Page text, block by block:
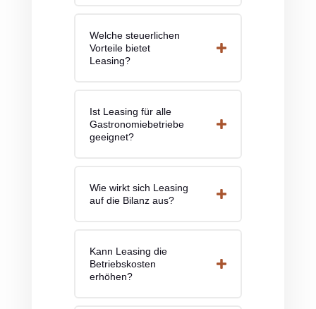
Welche steuerlichen
Vorteile bietet
Leasing?
Ist Leasing für alle
Gastronomiebetriebe
geeignet?
Wie wirkt sich Leasing
auf die Bilanz aus?
Kann Leasing die
Betriebskosten
erhöhen?